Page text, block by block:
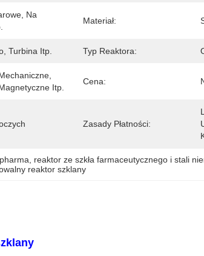
Na
Materiał:
Turbina Itp. Typ Reaktora:
Itp.
Cena:
Zasady Płatności:
reaktor ze szkła farmaceutycznego i stali
reaktor szklany